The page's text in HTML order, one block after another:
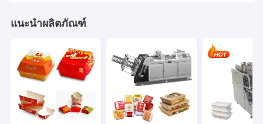
แนะนำผลิตภัณฑ์